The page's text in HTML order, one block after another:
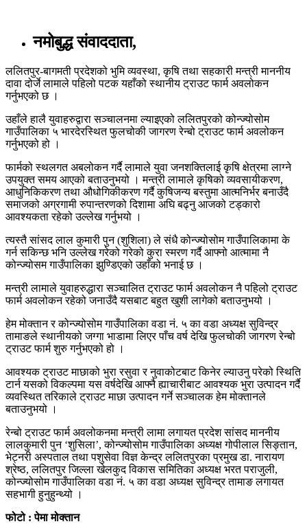
नमोबुद्ध संवाददाता,
ललितपुर-बागमती प्रदेशको भुमि व्यवस्था, कृषि तथा सहकारी मन्त्री माननीय
दावा दोर्जे लामाले पहिलो पटक यहाँको स्थानीय ट्राउट फार्म अवलोकन
गर्नुभएको छ ।
उहाँले हालै युवाहरुद्वारा सञ्चालनमा ल्याइएको ललितपुरको कोन्ज्योसोम
गाउँपालिका ५ भारदेरस्थित फुलचोकी जागरण रेन्बो ट्राउट फार्म अवलोकन
गर्नुभएको हो ।
फार्मको स्थलगत अबलोकन गर्दै लामाले युवा जनशक्तिलाई कृषि क्षेत्रमा लाग्ने
उपयुक्त समय आएको बताउनुभयो । मन्त्री लामाले कृषिको व्यवसायीकरण,
आधुनिकिकरण तथा औधोगिकीकरण गर्दै कुषिजन्य बस्तुमा आत्मनिर्भर बनाउँदै
समाजको अग्रगामी रुपान्तरणको दिशामा अघि बढ्नु आजको टड्कारो
आवश्यकता रहेको उल्लेख गर्नुभयो ।
त्यस्तै सांसद लाल कुमारी पुन (शुशिला) ले संधै कोन्ज्योसोम गाउँपालिकामा के
गर्न सकिन्छ भनि उल्लेख गरेको गरेको कुरा स्मरण गर्दै आफ्नो आत्मामा नै
कोन्ज्योसम गाउँपालिका झुण्डिएको उहाँको भनाई छ ।
मन्त्री लामाले युवाहरुद्धारा सञ्चालित ट्राउट फार्म अवलोकन नै पहिलो ट्राउट
फार्म अवलोकन रहेको जनाउँदै यसबाट बहुत खुशी लागेको बताउनुभयो ।
हेम मोक्तान र कोन्ज्योसोम गाउँपालिका वडा नं. ५ का वडा अध्यक्ष सुविन्द्र
तामाङले स्थानीयको जग्गा भाडामा लिएर पाँच वर्ष देखि फुलचोकी जागरण रेन्बो
ट्राउट फार्म शुरु गर्नुभएको हो ।
आवश्यक ट्राउट माछाको भुरा रसुवा र नुवाकोटबाट किनेर ल्याउनु परेको स्थिति
टार्न यसको विकल्पमा यस वर्षदेखि आफ्नै ह्याचारीबाट आवश्यक भुरा उत्पादन गर्दै
व्यवस्थित तरिकाले ट्राउट माछा उत्पादन गर्ने सञ्चालक हेम मोक्तानले
बताउनुभयो ।
रेन्बो ट्राउट फार्म अवलोकनमा मन्त्री लामा लगायत प्रदेश सांसद माननीय
लालकुमारी पुन ‘शुसिला’, कोन्ज्योसोम गाउँपालिका अध्यक्ष गोपीलाल सिङ्तान,
भेट्नरी अस्पताल तथा पशुसेवा विज्ञ केन्द्र ललितपुरका प्रमुख डा. नारायण
श्रेष्ठ, ललितपुर जिल्ला खेलकुद विकास समितिका अध्यक्ष भरत पराजुली,
कोन्ज्योसोम गाउँपालिका वडा नं. ५ का वडा अध्यक्ष सुविन्द्र तामाङ लगायत
सहभागी हुनुहुन्थ्यो ।
फोटो : पेमा मोक्तान